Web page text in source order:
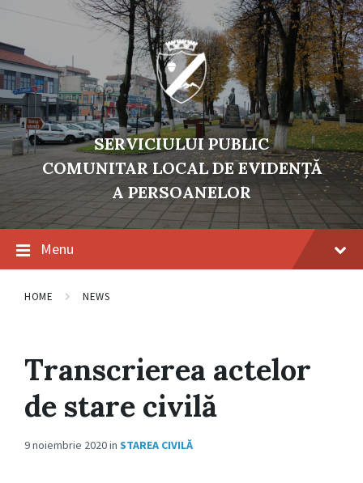
navigation
SERVICIULUI PUBLIC
COMUNITAR LOCAL DE EVIDENŢĂ
A PERSOANELOR
Menu
HOME NEWS
Transcrierea actelor
de stare civilă
9 noiembrie 2020in STAREA CIVILĂ